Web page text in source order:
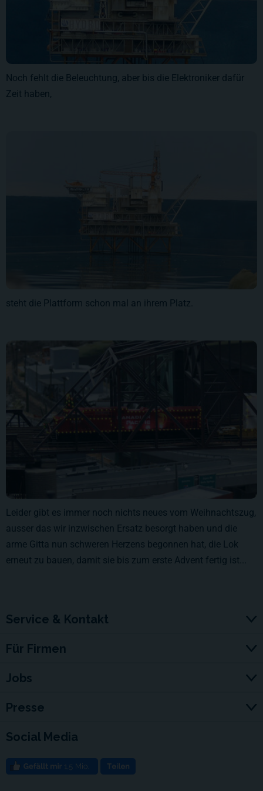
Noch fehlt die Beleuchtung, aber bis die Elektroniker dafür
Zeit haben,
steht die Plattform schon mal an ihrem Platz.
Leider gibt es immer noch nichts neues vom Weihnachtszug,
ausser das wir inzwischen Ersatz besorgt haben und die
arme Gitta nun schweren Herzens begonnen hat, die Lok
erneut zu bauen, damit sie bis zum erste Advent fertig ist...
Service & Kontakt
Für Firmen
Jobs
Presse
Social Media